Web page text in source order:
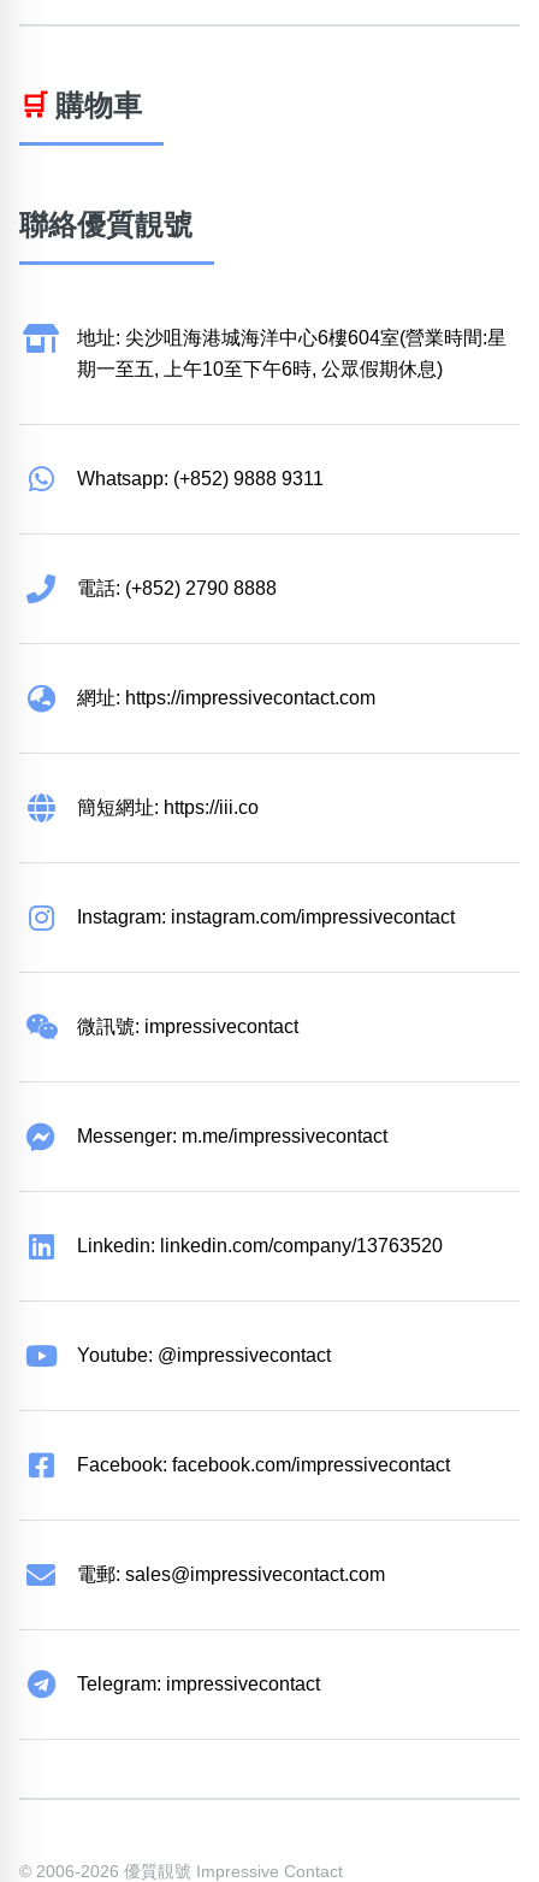
🛒 購物車
聯絡優質靚號
地址: 尖沙咀海港城海洋中心6樓604室(營業時間:星
期一至五, 上午10至下午6時, 公眾假期休息)
Whatsapp: (+852) 9888 9311
電話: (+852) 2790 8888
網址: https://impressivecontact.com
簡短網址: https://iii.co
Instagram: instagram.com/impressivecontact
微訊號: impressivecontact
Messenger: m.me/impressivecontact
Linkedin: linkedin.com/company/13763520
Youtube: @impressivecontact
Facebook: facebook.com/impressivecontact
電郵: sales@impressivecontact.com
Telegram: impressivecontact
© 2006-2026 優質靚號 Impressive Contact